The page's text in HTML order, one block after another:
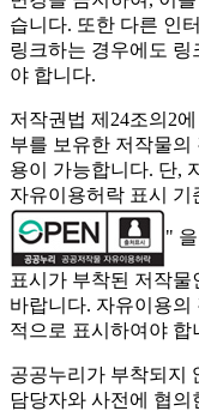
습니다. 또한 다른 인
링크하는 경우에도 링
야 합니다.
저작권법 제24조의2
부를 보유한 저작물의
용이 가능합니다. 단,
자유이용허락 표시 기
"
표시가 부착된 저작물
바랍니다. 자유이용의
적으로 표시하여야 합
공공누리가 부착되지
담당자와 사전에 협